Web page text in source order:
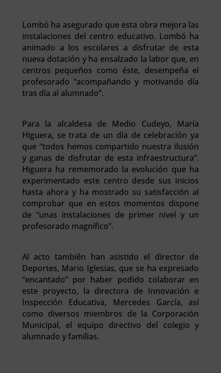
Lombó ha asegurado que esta obra mejora las
instalaciones del centro educativo. Lombó ha
animado a los escolares a disfrutar de esta
nueva dotación y ha ensalzado la labor que, en
centros pequeños como éste, desempeña el
profesorado “acompañando y motivando día
tras día al alumnado”.
Para la alcaldesa de Medio Cudeyo, María
Higuera, se trata de un día de celebración ya
que “todos hemos compartido nuestra ilusión
y ganas de disfrutar de esta infraestructura”.
Higuera ha rememorado la evolución que ha
experimentado este centro desde sus inicios
hasta ahora y ha mostrado su satisfacción al
comprobar que en estos momentos dispone
de “unas instalaciones de primer nivel y un
profesorado magnífico”.
Al acto también han asistido el director de
Deportes, Mario Iglesias, que se ha expresado
“encantado” por haber podido colaborar en
este proyecto, la directora de Innovación e
Inspección Educativa, Mercedes García, así
como diversos miembros de la Corporación
Municipal, el equipo directivo del colegio y
alumnado y familias.